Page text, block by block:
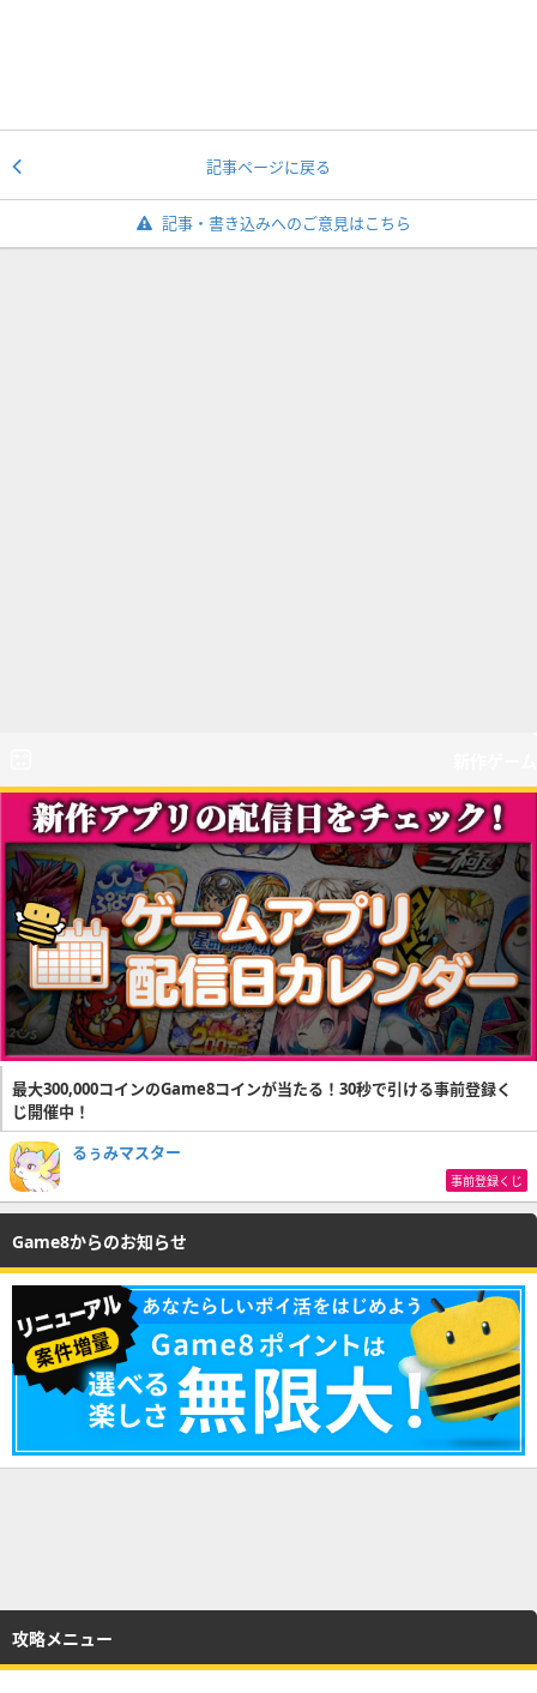
記事ページに戻る
記事・書き込みへのご意見はこちら
最大300,000コインのGame8コインが当たる！30秒で引ける事前登録く
じ開催中！
るぅみマスター
事前登録くじ
Game8からのお知らせ
攻略メニュー